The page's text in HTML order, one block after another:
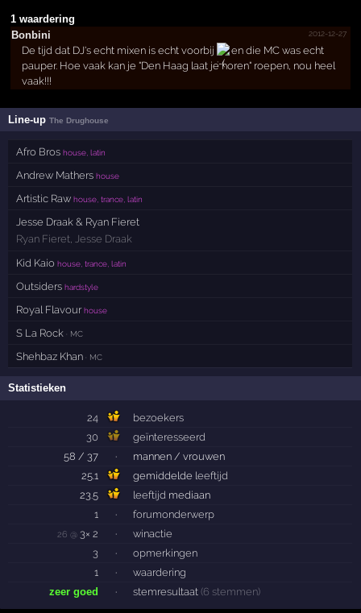
1 waardering
Bonbini
2012-12-27
De tijd dat DJ's echt mixen is echt voorbij
en die MC was echt
pauper. Hoe vaak kan je "Den Haag laat je horen" roepen, nou heel
vaak!!!
Line-upThe Drughouse
Afro Bros house, latin
Andrew Mathers house
Artistic Raw house, trance, latin
Jesse Draak & Ryan Fieret
Ryan Fieret,Jesse Draak
Kid Kaio house, trance, latin
Outsiders hardstyle
Royal Flavour house
S La Rock · MC
Shehbaz Khan · MC
Statistieken
24
bezoekers
30
geïnteresseerd
58 / 37
·
mannen / vrouwen
25.1
gemiddelde leeftijd
23.5
leeftijd mediaan
1
· forumonderwerp
26 @ 3× 2 ·
winactie
3
·
opmerkingen
1
·
waardering
zeer goed
· stemresultaat (6 stemmen)